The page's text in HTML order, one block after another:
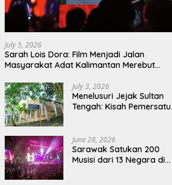
July 5, 2026
Sarah Lois Dora: Film Menjadi Jalan
Masyarakat Adat Kalimantan Merebut
July 3, 2026
Menelusuri Jejak Sultan
Tengah: Kisah Pemersatu
Versi Jiran
June 28, 2026
Sarawak Satukan 200
Musisi dari 13 Negara di